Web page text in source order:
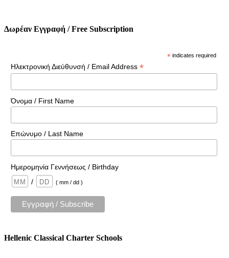
Δωρέαν Εγγραφή / Free Subscription
* indicates required
Ηλεκτρονική Διεύθυνσή / Email Address *
Όνομα / First Name
Επώνυμο / Last Name
Ημερομηνία Γεννήσεως / Birthday
/
( mm / dd )
Hellenic Classical Charter Schools